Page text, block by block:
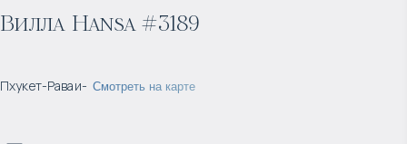
Вилла Hansa #3189
Пхукет-Раваи- Смотреть на карте